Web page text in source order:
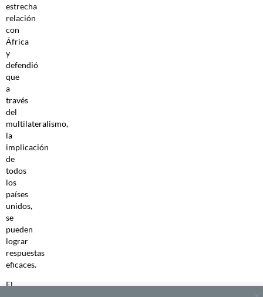
estrecha
relación
con
África
y
defendió
que
a
través
del
multilateralismo,
la
implicación
de
todos
los
países
unidos,
se
pueden
lograr
respuestas
eficaces.
El